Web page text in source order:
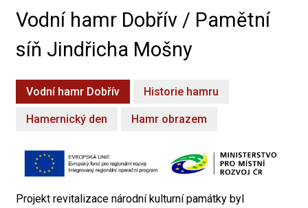
Vodní hamr Dobřív / Pamětní
síň Jindřicha Mošny
Vodní hamr Dobřív Historie hamru
Hamernický den Hamr obrazem
Projekt revitalizace národní kulturní památky byl